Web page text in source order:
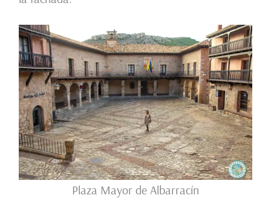
Plaza Mayor de Albarracín